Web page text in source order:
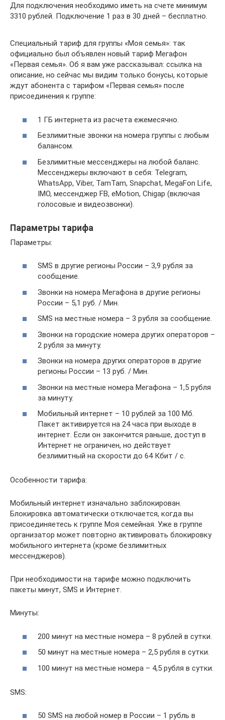
Для подключения необходимо иметь на счете минимум
3310 рублей. Подключение 1 раз в 30 дней – бесплатно.
Специальный тариф для группы «Моя семья»: так
официально был объявлен новый тариф Мегафон
«Первая семья». Об я вам уже рассказывал: ссылка на
описание, но сейчас мы видим только бонусы, которые
ждут абонента с тарифом «Первая семья» после
присоединения к группе:
1 ГБ интернета из расчета ежемесячно.
Безлимитные звонки на номера группы с любым
балансом.
Безлимитные мессенджеры на любой баланс.
Мессенджеры включают в себя: Telegram,
WhatsApp, Viber, TamTam, Snapchat, MegaFon Life,
IMO, мессенджер FB, eMotion, Chigap (включая
голосовые и видеозвонки).
Параметры тарифа
Параметры:
SMS в другие регионы России – 3,9 рубля за
сообщение.
Звонки на номера Мегафона в другие регионы
России – 5,1 руб. / Мин.
SMS на местные номера – 3 рубля за сообщение.
Звонки на городские номера других операторов –
2 рубля за минуту.
Звонки на номера других операторов в другие
регионы России – 13 руб. / Мин.
Звонки на местные номера Мегафона – 1,5 рубля
за минуту.
Мобильный интернет – 10 рублей за 100 Мб.
Пакет активируется на 24 часа при выходе в
интернет. Если он закончится раньше, доступ в
Интернет не ограничен, но действует
безлимитный на скорости до 64 Кбит / с.
Особенности тарифа:
Мобильный интернет изначально заблокирован.
Блокировка автоматически отключается, когда вы
присоединяетесь к группе Моя семейная. Уже в группе
организатор может повторно активировать блокировку
мобильного интернета (кроме безлимитных
мессенджеров).
При необходимости на тарифе можно подключить
пакеты минут, SMS и Интернет.
Минуты:
200 минут на местные номера – 8 рублей в сутки.
50 минут на местные номера – 2,5 рубля в сутки.
100 минут на местные номера – 4,5 рубля в сутки.
SMS:
50 SMS на любой номер в России – 1 рубль в